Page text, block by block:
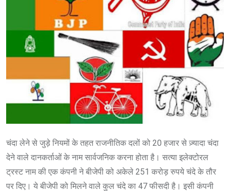
चंदा लेने से जुड़े नियमों के तहत राजनीतिक दलों को 20 हजार से ज़्यादा चंदा
देने वाले दानकर्ताओं के नाम सार्वजनिक करना होता है। सत्या इलेक्टोरल
ट्रस्ट नाम की एक कंपनी ने बीजेपी को अकेले 251 करोड़ रुपये चंदे के तौर
पर दिए। ये बीजेपी को मिलने वाले कुल चंदे का 47 फीसदी है। इसी कंपनी